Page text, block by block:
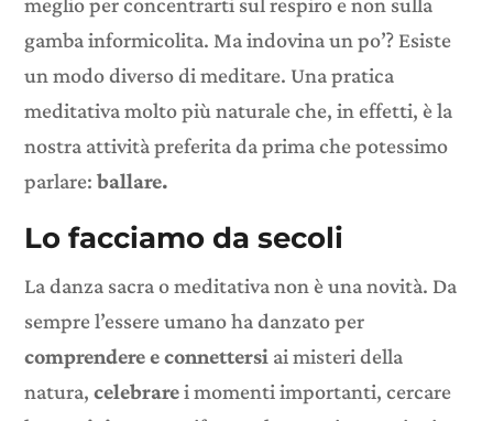
gamba informicolita. Ma indovina un po’? Esiste
un modo diverso di meditare. Una pratica
meditativa molto più naturale che, in effetti, è la
nostra attività preferita da prima che potessimo
parlare: ballare.
Lo facciamo da secoli
La danza sacra o meditativa non è una novità. Da
sempre l’essere umano ha danzato per
comprendere e connettersi ai misteri della
natura,celebrarei momenti importanti, cercare